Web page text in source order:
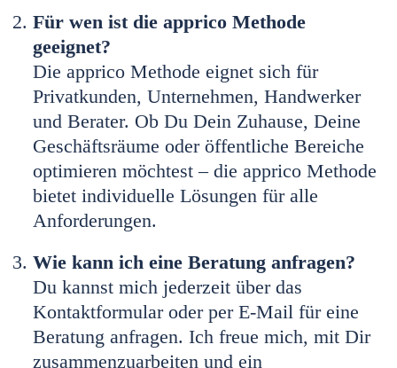
Für wen ist die apprico Methode
geeignet?
Die apprico Methode eignet sich für
Privatkunden, Unternehmen, Handwerker
und Berater. Ob Du Dein Zuhause, Deine
Geschäftsräume oder öffentliche Bereiche
optimieren möchtest – die apprico Methode
bietet individuelle Lösungen für alle
Anforderungen.
Wie kann ich eine Beratung anfragen?
Du kannst mich jederzeit über das
Kontaktformular oder per E-Mail für eine
Beratung anfragen. Ich freue mich, mit Dir
zusammenzuarbeiten und ein